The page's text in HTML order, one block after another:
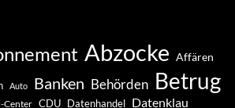
Abzocke Affären
Auto Banken Behörden Betrug
Center CDU Datenhandel Datenklau